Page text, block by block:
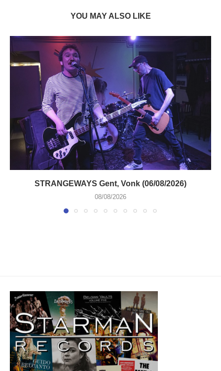
YOU MAY ALSO LIKE
STRANGEWAYS Gent, Vonk (06/08/2026)
08/08/2026